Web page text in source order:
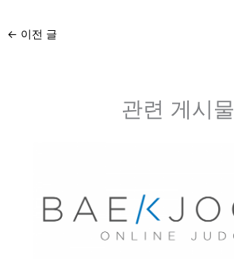
← 이전 글
관련 게시물